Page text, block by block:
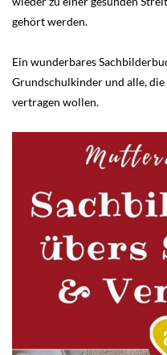
gehört werden.
Ein wunderbares
Grundschulkinder und alle,
vertragen wollen.